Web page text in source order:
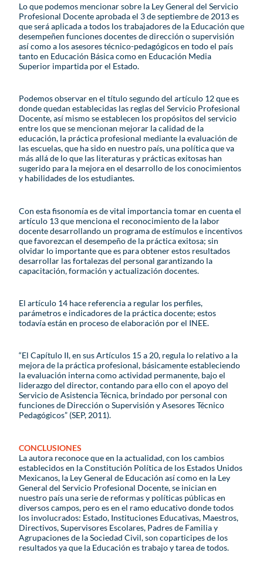
Lo que podemos mencionar sobre la Ley General del Servicio
Profesional Docente aprobada el 3 de septiembre de 2013 es
que será aplicada a todos los trabajadores de la Educación que
desempeñen funciones docentes de dirección o supervisión
así como a los asesores técnico-pedagógicos en todo el país
tanto en Educación Básica como en Educación Media
Superior impartida por el Estado.
Podemos observar en el título segundo del artículo 12 que es
donde quedan establecidas las reglas del Servicio Profesional
Docente, así mismo se establecen los propósitos del servicio
entre los que se mencionan mejorar la calidad de la
educación, la práctica profesional mediante la evaluación de
las escuelas, que ha sido en nuestro país, una política que va
más allá de lo que las literaturas y prácticas exitosas han
sugerido para la mejora en el desarrollo de los conocimientos
y habilidades de los estudiantes.
Con esta fisonomía es de vital importancia tomar en cuenta el
artículo 13 que menciona el reconocimiento de la labor
docente desarrollando un programa de estímulos e incentivos
que favorezcan el desempeño de la práctica exitosa; sin
olvidar lo importante que es para obtener estos resultados
desarrollar las fortalezas del personal garantizando la
capacitación, formación y actualización docentes.
El artículo 14 hace referencia a regular los perfiles,
parámetros e indicadores de la práctica docente; estos
todavía están en proceso de elaboración por el INEE.
“El Capítulo II, en sus Artículos 15 a 20, regula lo relativo a la
mejora de la práctica profesional, básicamente estableciendo
la evaluación interna como actividad permanente, bajo el
liderazgo del director, contando para ello con el apoyo del
Servicio de Asistencia Técnica, brindado por personal con
funciones de Dirección o Supervisión y Asesores Técnico
Pedagógicos” (SEP, 2011).
CONCLUSIONES
La autora reconoce que en la actualidad, con los cambios
establecidos en la Constitución Política de los Estados Unidos
Mexicanos, la Ley General de Educación así como en la Ley
General del Servicio Profesional Docente, se inician en
nuestro país una serie de reformas y políticas públicas en
diversos campos, pero es en el ramo educativo donde todos
los involucrados: Estado, Instituciones Educativas, Maestros,
Directivos, Supervisores Escolares, Padres de Familia y
Agrupaciones de la Sociedad Civil, son coparticipes de los
resultados ya que la Educación es trabajo y tarea de todos.